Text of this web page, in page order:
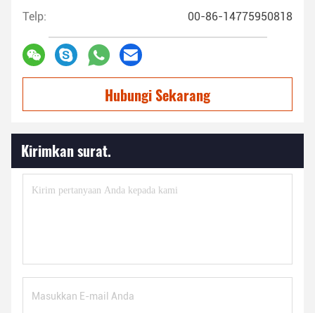
Telp: 00-86-14775950818
Hubungi Sekarang
Kirimkan surat.